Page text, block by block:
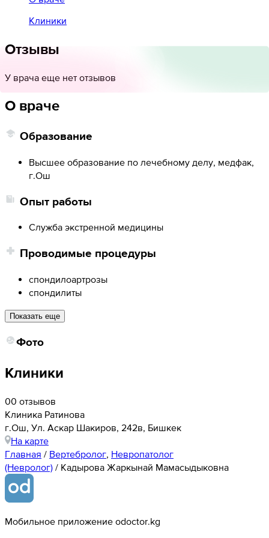
Клиники
Отзывы
У врача еще нет отзывов
О враче
Образование
Высшее образование по лечебному делу, медфак,
г.Ош
Опыт работы
Служба экстренной медицины
Проводимые процедуры
спондилоартрозы
спондилиты
Показать еще
Фото
Клиники
00 отзывов
Клиника Ратинова
г.Ош, Ул. Аскар Шакиров, 242в, Бишкек
На карте
Главная / Вертебролог, Невропатолог
(Невролог) / Кадырова Жаркынай Мамасыдыковна
Мобильное приложение odoctor.kg